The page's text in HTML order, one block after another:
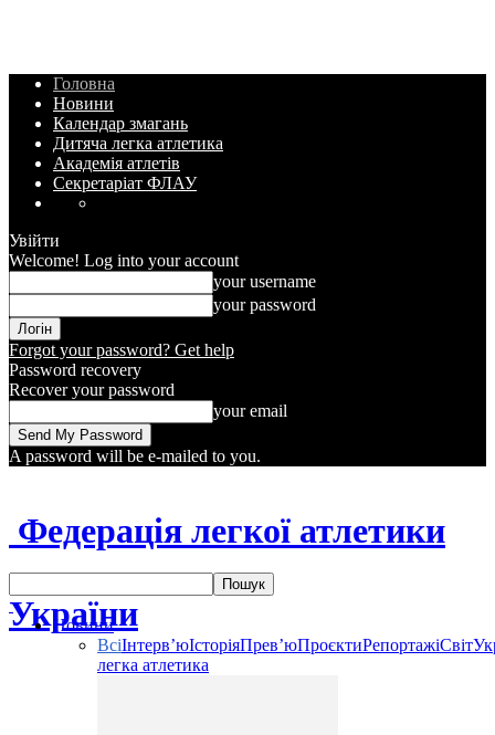
Головна
Новини
Календар змагань
Дитяча легка атлетика
Академія атлетів
Секретаріат ФЛАУ
Увійти
Welcome! Log into your account
your username
your password
Forgot your password? Get help
Password recovery
Recover your password
your email
A password will be e-mailed to you.
Федерація легкої атлетики
України
Новини
ВсіІнтерв’юІсторіяПрев’юПроєктиРепортажіСвіт
легка атлетика